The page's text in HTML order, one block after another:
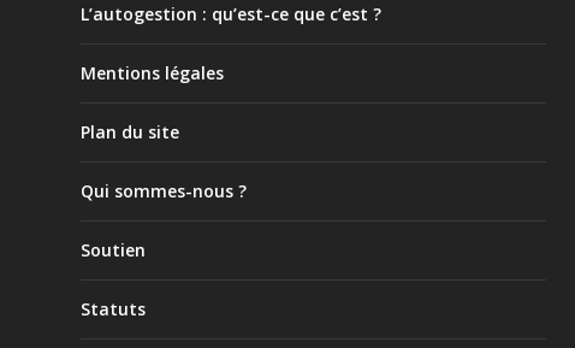
L’autogestion : qu’est-ce que c’est ?
Mentions légales
Plan du site
Qui sommes-nous ?
Soutien
Statuts